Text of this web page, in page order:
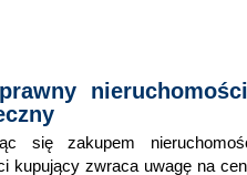
się zakupem
kupujący zwraca uwagę na